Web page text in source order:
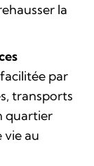
la
par
transports
quartier
vie au